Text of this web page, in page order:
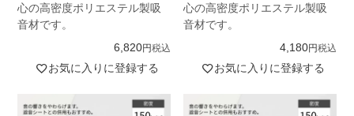
心の高密度ポリエステル製吸
音材です。
6,820 税込
お気に入りに登録する
心の高密度ポリエステル製吸
音材です。
4,180 税込
お気に入りに登録する